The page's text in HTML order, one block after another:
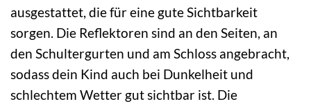
ausgestattet, die für eine gute Sichtbarkeit
sorgen. Die Reflektoren sind an den Seiten, an
den Schultergurten und am Schloss angebracht,
sodass dein Kind auch bei Dunkelheit und
schlechtem Wetter gut sichtbar ist. Die